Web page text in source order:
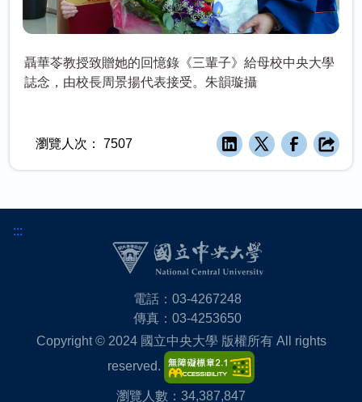
聶華苓教授致贈她的回憶錄《三輩子》給母校中央大學
誌念，由校長周景揚代表接受。朱韻璇攝
瀏覽人次： 7507
:::
電話：03-4267248
傳真：03-4253650
Copyright © 2024 國立中央大學 版權所有 All rights
reserved.
瀏覽人數：34,387,847